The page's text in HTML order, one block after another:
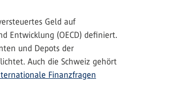
Geld auf
Entwicklung (OECD) definiert.
und Depots der
Auch die Schweiz gehört
Finanzfragen